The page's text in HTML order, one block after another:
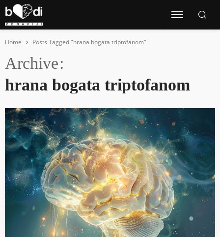
Home Posts Tagged "hrana bogata triptofanom"
Archive
hrana bogata triptofanom